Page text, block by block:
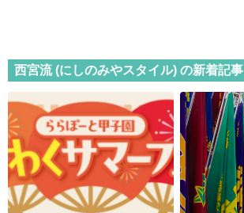
西宮流 (にしのみやスタイル) の新着記事